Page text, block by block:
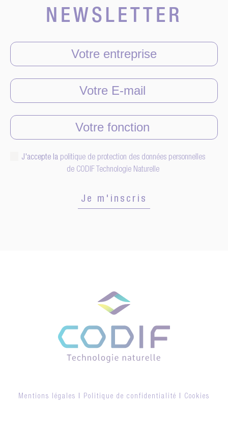
NEWSLETTER
J'accepte la politique de protection des données personnelles
de CODIF Technologie Naturelle
Je m'inscris
Mentions légales | Politique de confidentialité | Cookies